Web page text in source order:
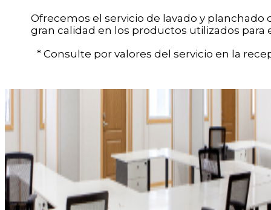
Ofrecemos el servicio de lavado y
gran calidad en los productos utilizados para
* Consulte por valores del servicio en la